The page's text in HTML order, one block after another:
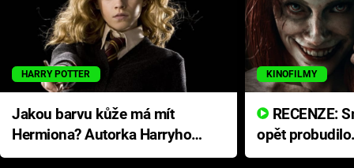
HARRY POTTER
Jakou barvu kůže má mít
Hermiona? Autorka Harryho
Pottera přišla s ráznou
KINOFILMY
opět
přichází s